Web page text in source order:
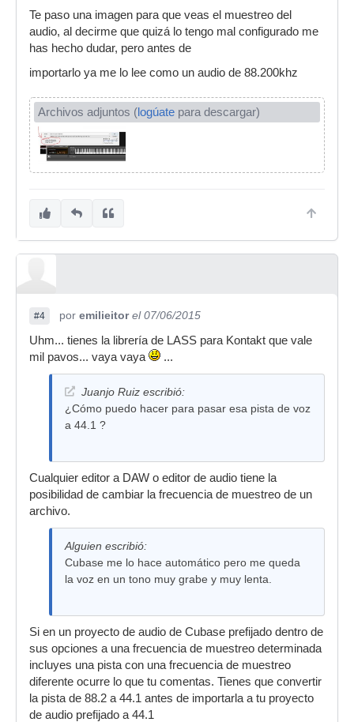
Te paso una imagen para que veas el muestreo del
audio, al decirme que quizá lo tengo mal configurado me
has hecho dudar, pero antes de
importarlo ya me lo lee como un audio de 88.200khz
Archivos adjuntos (logúate para descargar)
#4 por emilieitor el 07/06/2015
Uhm... tienes la librería de LASS para Kontakt que vale
mil pavos... vaya vaya
...
Juanjo Ruiz escribió:
¿Cómo puedo hacer para pasar esa pista de voz
a 44.1 ?
Cualquier editor a DAW o editor de audio tiene la
posibilidad de cambiar la frecuencia de muestreo de un
archivo.
Alguien escribió:
Cubase me lo hace automático pero me queda
la voz en un tono muy grabe y muy lenta.
Si en un proyecto de audio de Cubase prefijado dentro de
sus opciones a una frecuencia de muestreo determinada
incluyes una pista con una frecuencia de muestreo
diferente ocurre lo que tu comentas. Tienes que convertir
la pista de 88.2 a 44.1 antes de importarla a tu proyecto
de audio prefijado a 44.1